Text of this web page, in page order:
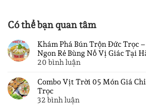
Có thể bạn quan tâm
Khám Phá Bún Trộn Đức Trọc
Ngon Rẻ Bùng Nổ Vị Giác Tại
20 bình luận
Phá
Combo Vịt Trời 05 Món Giá
Trọc
32 bình luận